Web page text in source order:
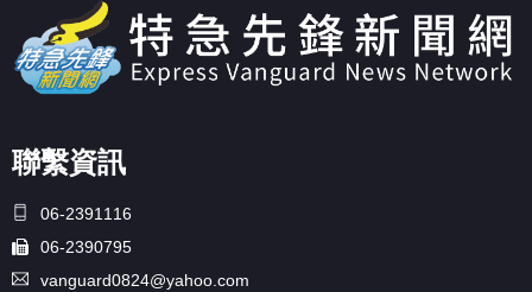
聯繫資訊
06-2391116
06-2390795
vanguard0824@yahoo.com